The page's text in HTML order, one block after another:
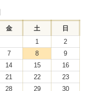
金 土 日
1
2
7 8
9
14 15
16
21 22
23
28 29
30